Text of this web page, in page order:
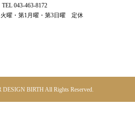
TEL 043-463-8172
曜・第1月曜・第3日曜 定休
BIRTH All Rights Reserved.